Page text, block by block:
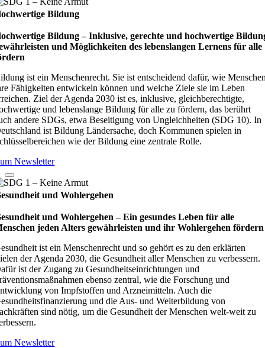
Bildung
Bildung – Inklusive, gerechte und hochwertige
und Möglichkeiten des lebenslangen Lernens für alle
ist ein Menschenrecht. Sie ist entscheidend dafür, wie
Fähigkeiten entwickeln können und welche Ziele sie im Leben
Ziel der Agenda 2030 ist es, inklusive, gleichberechtigte,
und lebenslange Bildung für alle zu fördern, das berührt
andere SDGs, etwa Beseitigung von Ungleichheiten (SDG 10). In
ist Bildung Ländersache, doch Kommunen spielen in
wie der Bildung eine zentrale Rolle.
Newsletter
und Wohlergehen
und Wohlergehen – Ein gesundes Leben für alle
jeden Alters gewährleisten und ihr Wohlergehen fördern
ist ein Menschenrecht und so gehört es zu den erklärten
der Agenda 2030, die Gesundheit aller Menschen zu verbessern.
ist der Zugang zu Gesundheitseinrichtungen und
ebenso zentral, wie die Forschung und
von Impfstoffen und Arzneimitteln. Auch die
und die Aus- und Weiterbildung von
sind nötig, um die Gesundheit der Menschen welt-weit zu
Newsletter